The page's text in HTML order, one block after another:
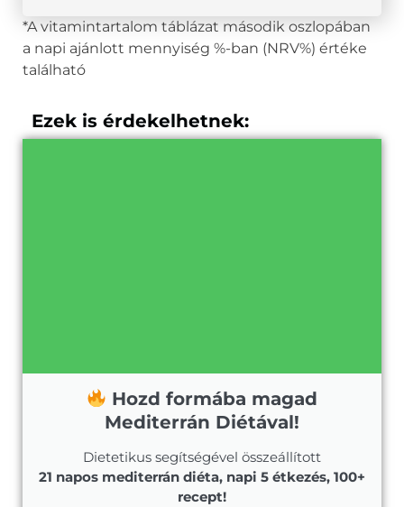
*A vitamintartalom táblázat második oszlopában
a napi ajánlott mennyiség %-ban (NRV%) értéke
található
Ezek is érdekelhetnek:
Hozd formába magad
Mediterrán Diétával!
Dietetikus segítségével összeállított
21 napos mediterrán diéta, napi 5 étkezés, 100+
recept!